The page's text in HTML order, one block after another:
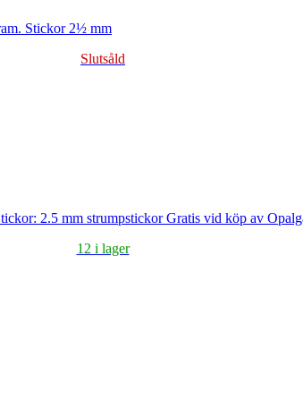
Stickor 2½ mm
Slutsåld
2.5 mm strumpstickor Gratis vid köp av
12 i lager